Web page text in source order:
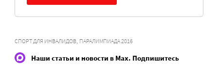
СПОРТ ДЛЯ ИНВАЛИДОВ, ПАРАЛИМПИАДА 2016
Наши статьи и новости в Max. Подпишитесь